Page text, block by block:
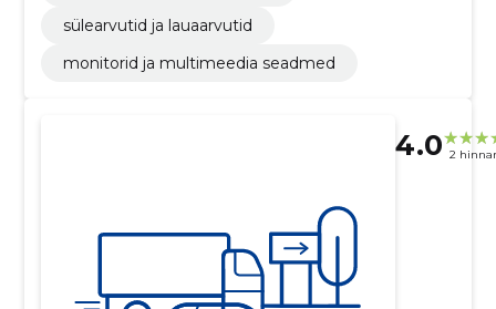
sülearvutid ja lauaarvutid
monitorid ja multimeedia seadmed
4.0 2